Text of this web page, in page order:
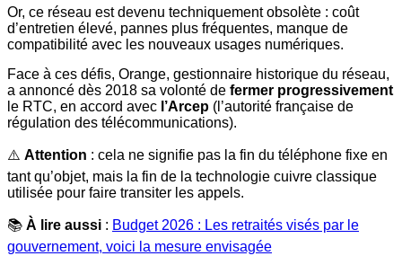
Or, ce réseau est devenu techniquement obsolète : coût
d’entretien élevé, pannes plus fréquentes, manque de
compatibilité avec les nouveaux usages numériques.
Face à ces défis, Orange, gestionnaire historique du réseau,
a annoncé dès 2018 sa volonté de fermer progressivement
le RTC, en accord avec l’Arcep (l’autorité française de
régulation des télécommunications).
⚠️ Attention : cela ne signifie pas la fin du téléphone fixe en
tant qu’objet, mais la fin de la technologie cuivre classique
utilisée pour faire transiter les appels.
📚 À lire aussi : Budget 2026 : Les retraités visés par le
gouvernement, voici la mesure envisagée